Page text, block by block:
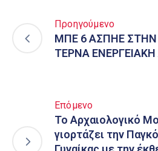
Προηγούμενο
ΜΠΕ 6 ΑΣΠΗΕ ΣΤΗΝ
ΤΕΡΝΑ
Επόμενο
Το Αρχαιολογικό
γιορτάζει την